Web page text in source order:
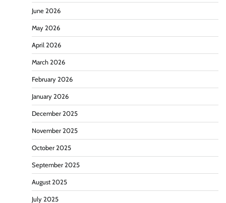
June 2026
May 2026
April 2026
March 2026
February 2026
January 2026
December 2025
November 2025
October 2025
September 2025
August 2025
July 2025